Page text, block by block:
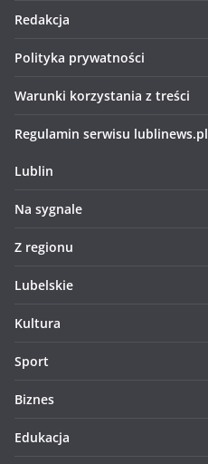
Redakcja
Polityka prywatności
Warunki korzystania z treści
Regulamin serwisu lublinews.pl
Lublin
Na sygnale
Z regionu
Lubelskie
Kultura
Sport
Biznes
Edukacja